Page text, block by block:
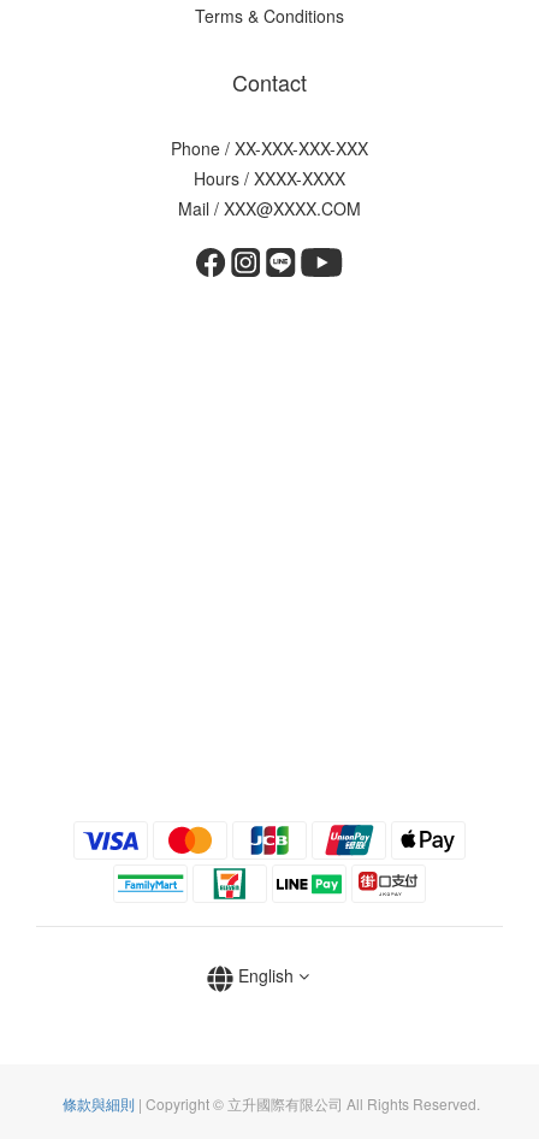
Terms & Conditions
Contact
Phone / XX-XXX-XXX-XXX
Hours / XXXX-XXXX
Mail / XXX@XXXX.COM
English
條款與細則 | Copyright © 立升國際有限公司 All Rights Reserved.